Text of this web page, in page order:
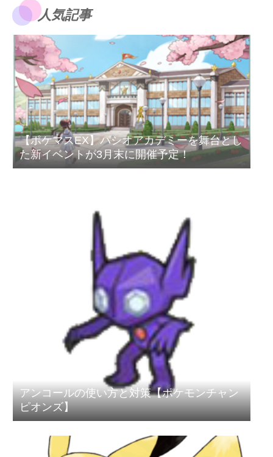
人気記事
【ポケマスEX】パシオアカデミーを舞台とし
た新イベントが3月末に開催予定！
アンコールの使い方と対策【ポケモンチャン
ピオンズ】